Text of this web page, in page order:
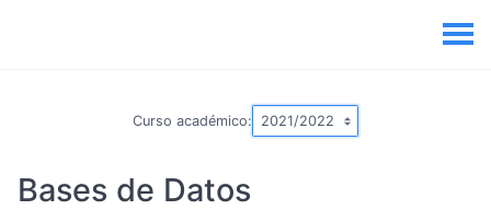
Curso académico:
Bases de Datos